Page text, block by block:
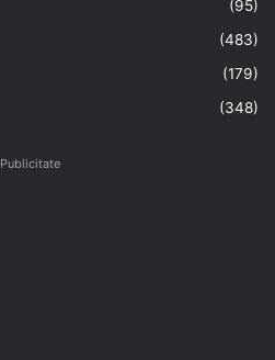
(95)
(483)
(179)
(348)
Publicitate